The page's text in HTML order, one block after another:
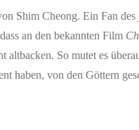
Shim Cheong. Ein Fan
an den bekannten Film
So mutet es
haben, von den Göttern